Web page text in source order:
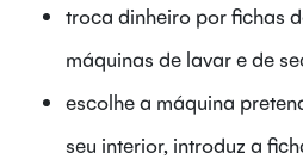
troca dinheiro por fichas
máquinas de lavar e de
escolhe a máquina
seu interior, introduz a